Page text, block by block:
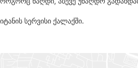
სერვისი ქალაქში.